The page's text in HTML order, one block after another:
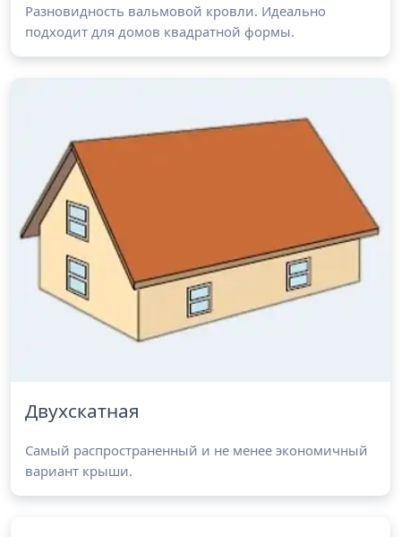
Разновидность вальмовой кровли. Идеально
подходит для домов квадратной формы.
Двухскатная
Самый распространенный и не менее экономичный
вариант крыши.